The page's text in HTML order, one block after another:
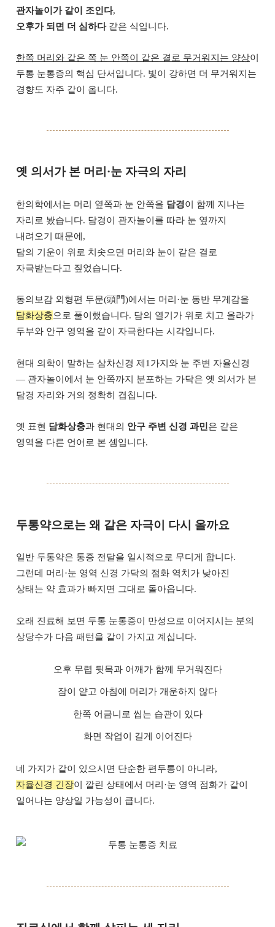
관자놀이가 같이 조인다,
오후가 되면 더 심하다같은 식입니다.
한쪽 머리와 같은 쪽 눈 안쪽이 같은 결로 무거워지는 양상이
두통 눈통증의 핵심 단서입니다. 빛이 강하면 더 무거워지는
경향도 자주 같이 옵니다.
옛 의서가 본 머리·눈 자극의 자리
한의학에서는 머리 옆쪽과 눈 안쪽을 담경이 함께 지나는
자리로 봤습니다. 담경이 관자놀이를 따라 눈 옆까지
내려오기 때문에,
담의 기운이 위로 치솟으면 머리와 눈이 같은 결로
자극받는다고 짚었습니다.
동의보감 외형편 두문(頭門)에서는 머리·눈 동반 무게감을
담화상충으로 풀이했습니다. 담의 열기가 위로 치고 올라가
두부와 안구 영역을 같이 자극한다는 시각입니다.
현대 의학이 말하는 삼차신경 제1가지와 눈 주변 자율신경
— 관자놀이에서 눈 안쪽까지 분포하는 가닥은 옛 의서가 본
담경 자리와 거의 정확히 겹칩니다.
옛 표현 담화상충과 현대의 안구 주변 신경 과민은 같은
영역을 다른 언어로 본 셈입니다.
두통약으로는 왜 같은 자극이 다시 올까요
일반 두통약은 통증 전달을 일시적으로 무디게 합니다.
그런데 머리·눈 영역 신경 가닥의 점화 역치가 낮아진
상태는 약 효과가 빠지면 그대로 돌아옵니다.
오래 진료해 보면 두통 눈통증이 만성으로 이어지시는 분의
상당수가 다음 패턴을 같이 가지고 계십니다.
오후 무렵 뒷목과 어깨가 함께 무거워진다
잠이 얕고 아침에 머리가 개운하지 않다
한쪽 어금니로 씹는 습관이 있다
화면 작업이 길게 이어진다
네 가지가 같이 있으시면 단순한 편두통이 아니라,
자율신경 긴장이 깔린 상태에서 머리·눈 영역 점화가 같이
일어나는 양상일 가능성이 큽니다.